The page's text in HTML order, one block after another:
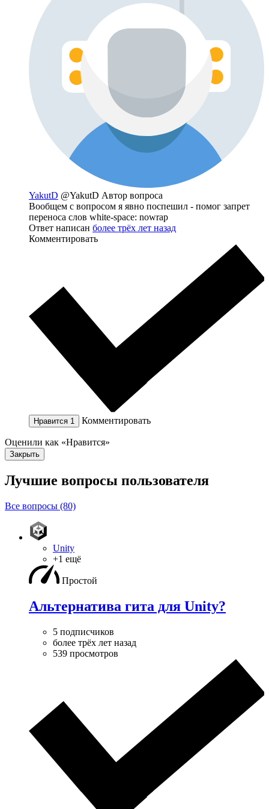
YakutD @YakutD Автор вопроса
Вообщем с вопросом я явно поспешил - помог запрет
переноса слов white-space: nowrap
Ответ написан более трёх лет назад
Комментировать
Нравится 1 Комментировать
Оценили как «Нравится»
Закрыть
Лучшие вопросы пользователя
Все вопросы (80)
Unity
+1 ещё
Простой
Альтернатива гита для Unity?
5 подписчиков
более трёх лет назад
539 просмотров